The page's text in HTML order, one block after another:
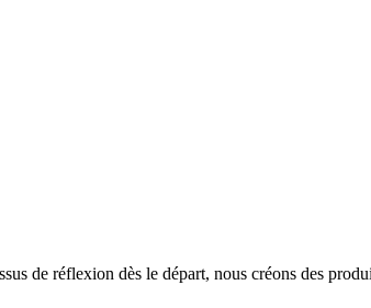
de réflexion dès le départ, nous créons des